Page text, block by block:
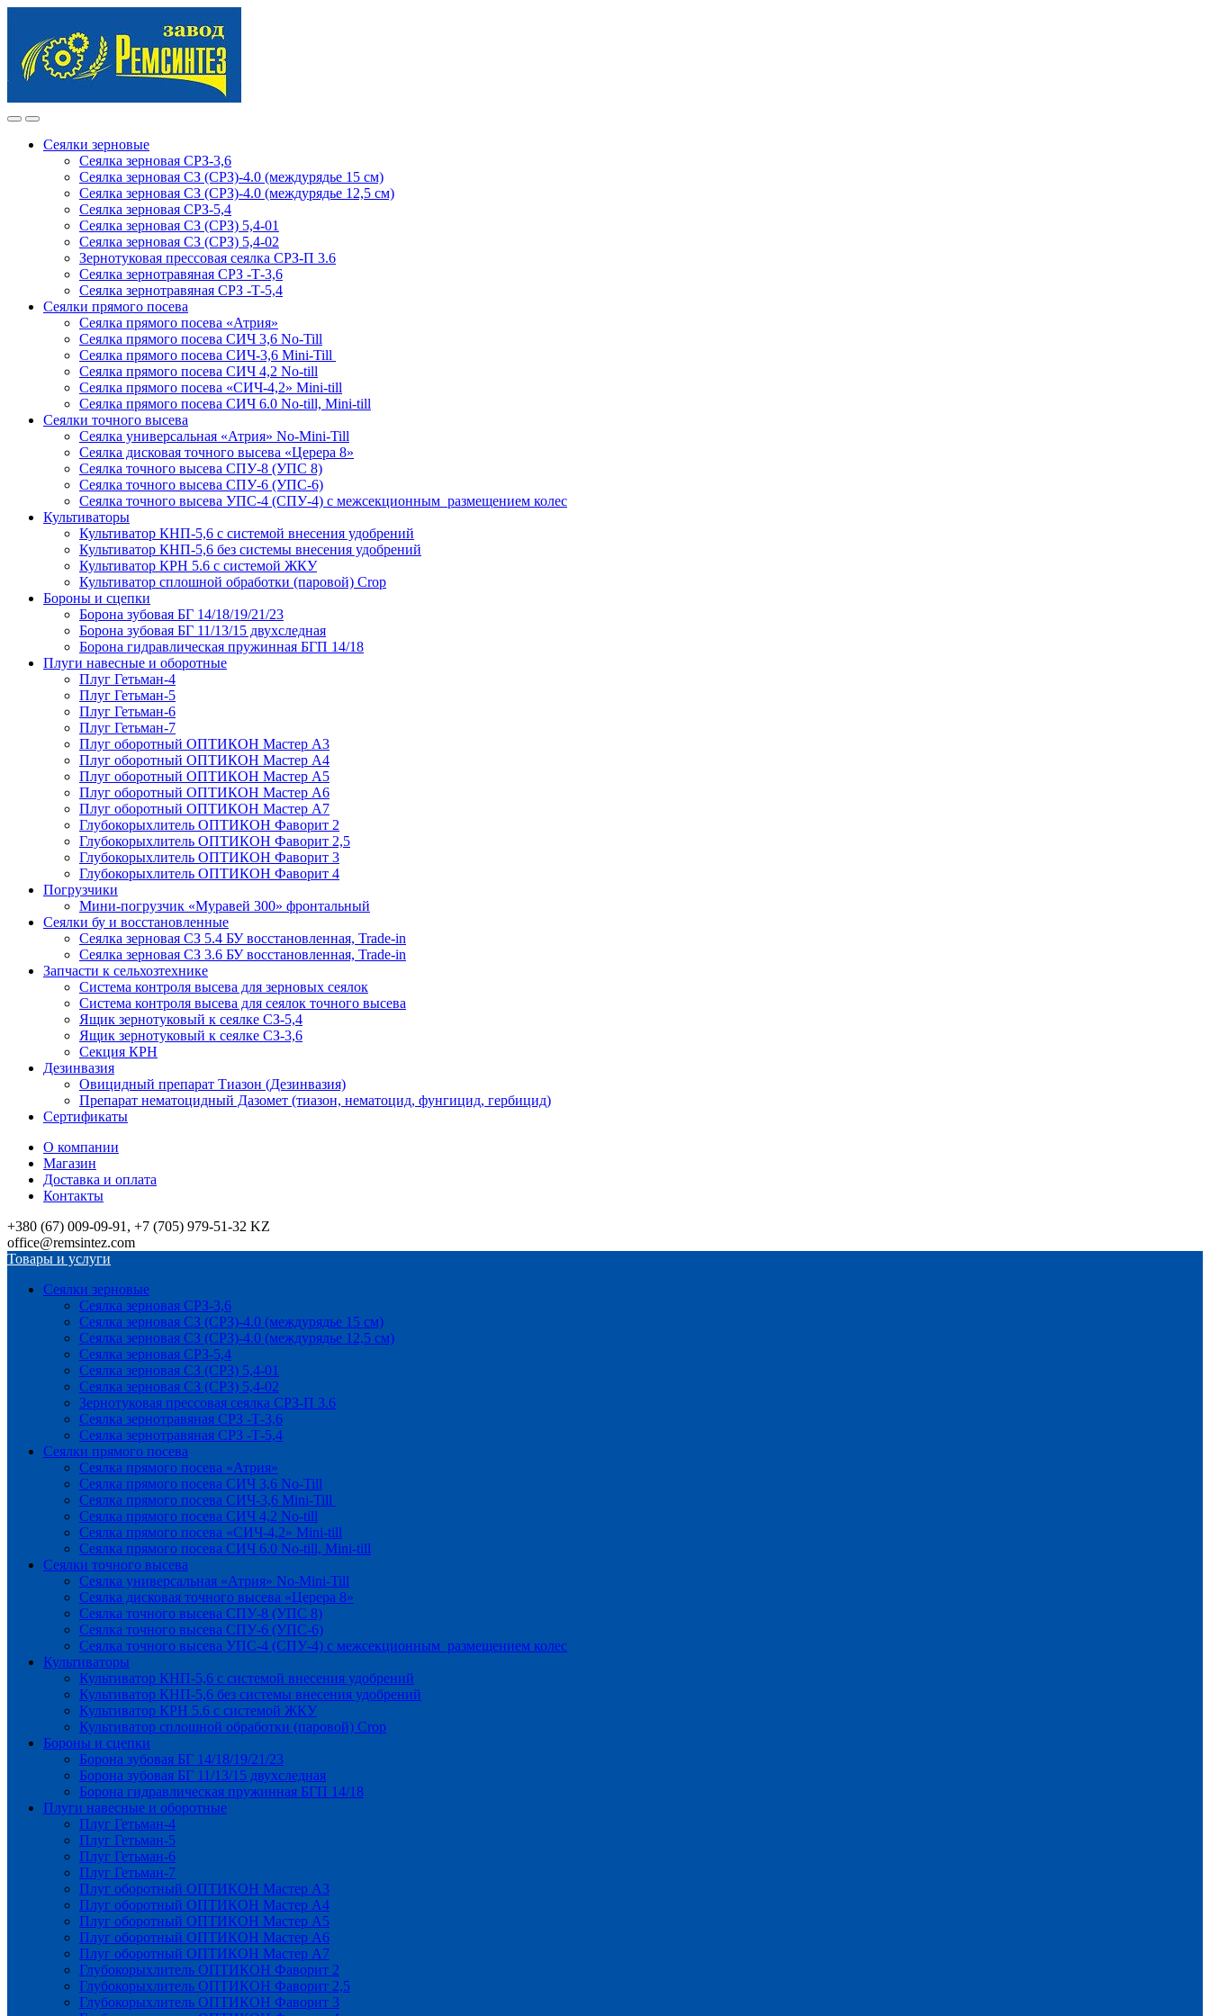
navigation
content
Сеялки зерновые
Сеялка зерновая СРЗ-3,6
Сеялка зерновая СЗ (СРЗ)-4.0 (междурядье 15 см)
Сеялка зерновая СЗ (СРЗ)-4.0 (междурядье 12,5 см)
Сеялка зерновая СРЗ-5,4
Сеялка зерновая СЗ (СРЗ) 5,4-01
Сеялка зерновая СЗ (СРЗ) 5,4-02
Зернотуковая прессовая сеялка СРЗ-П 3.6
Сеялка зернотравяная СРЗ -Т-3,6
Сеялка зернотравяная СРЗ -Т-5,4
Сеялки прямого посева
Сеялка прямого посева «Атрия»
Сеялка прямого посева СИЧ 3,6 No-Till
Сеялка прямого посева СИЧ-3,6 Mini-Till
Сеялка прямого посева СИЧ 4,2 No-till
Сеялка прямого посева «СИЧ-4,2» Mini-till
Сеялка прямого посева СИЧ 6.0 No-till, Mini-till
Сеялки точного высева
Сеялка универсальная «Атрия» No-Mini-Till
Сеялка дисковая точного высева «Церера 8»
Сеялка точного высева СПУ-8 (УПС 8)
Сеялка точного высева СПУ-6 (УПС-6)
Сеялка точного высева УПС-4 (СПУ-4) с межсекционным размещением колес
Культиваторы
Культиватор КНП-5,6 с системой внесения удобрений
Культиватор КНП-5,6 без системы внесения удобрений
Культиватор КРН 5.6 с системой ЖКУ
Культиватор сплошной обработки (паровой) Crop
Бороны и сцепки
Борона зубовая БГ 14/18/19/21/23
Борона зубовая БГ 11/13/15 двухследная
Борона гидравлическая пружинная БГП 14/18
Плуги навесные и оборотные
Плуг Гетьман-4
Плуг Гетьман-5
Плуг Гетьман-6
Плуг Гетьман-7
Плуг оборотный ОПТИКОН Мастер А3
Плуг оборотный ОПТИКОН Мастер А4
Плуг оборотный ОПТИКОН Мастер А5
Плуг оборотный ОПТИКОН Мастер А6
Плуг оборотный ОПТИКОН Мастер А7
Глубокорыхлитель ОПТИКОН Фаворит 2
Глубокорыхлитель ОПТИКОН Фаворит 2,5
Глубокорыхлитель ОПТИКОН Фаворит 3
Глубокорыхлитель ОПТИКОН Фаворит 4
Погрузчики
Мини-погрузчик «Муравей 300» фронтальный
Сеялки бу и восстановленные
Сеялка зерновая СЗ 5.4 БУ восстановленная, Trade-in
Сеялка зерновая СЗ 3.6 БУ восстановленная, Trade-in
Запчасти к сельхозтехнике
Система контроля высева для зерновых сеялок
Система контроля высева для сеялок точного высева
Ящик зернотуковый к сеялке СЗ-5,4
Ящик зернотуковый к сеялке СЗ-3,6
Секция КРН
Дезинвазия
Овицидный препарат Тиазон (Дезинвазия)
Препарат нематоцидный Дазомет (тиазон, нематоцид, фунгицид, гербицид)
Сертификаты
О компании
Магазин
Доставка и оплата
Контакты
+380 (67) 009-09-91, +7 (705) 979-51-32 KZ
office@remsintez.com
Товары и услуги
Сеялки зерновые
Сеялка зерновая СРЗ-3,6
Сеялка зерновая СЗ (СРЗ)-4.0 (междурядье 15 см)
Сеялка зерновая СЗ (СРЗ)-4.0 (междурядье 12,5 см)
Сеялка зерновая СРЗ-5,4
Сеялка зерновая СЗ (СРЗ) 5,4-01
Сеялка зерновая СЗ (СРЗ) 5,4-02
Зернотуковая прессовая сеялка СРЗ-П 3.6
Сеялка зернотравяная СРЗ -Т-3,6
Сеялка зернотравяная СРЗ -Т-5,4
Сеялки прямого посева
Сеялка прямого посева «Атрия»
Сеялка прямого посева СИЧ 3,6 No-Till
Сеялка прямого посева СИЧ-3,6 Mini-Till
Сеялка прямого посева СИЧ 4,2 No-till
Сеялка прямого посева «СИЧ-4,2» Mini-till
Сеялка прямого посева СИЧ 6.0 No-till, Mini-till
Сеялки точного высева
Сеялка универсальная «Атрия» No-Mini-Till
Сеялка дисковая точного высева «Церера 8»
Сеялка точного высева СПУ-8 (УПС 8)
Сеялка точного высева СПУ-6 (УПС-6)
Сеялка точного высева УПС-4 (СПУ-4) с межсекционным размещением колес
Культиваторы
Культиватор КНП-5,6 с системой внесения удобрений
Культиватор КНП-5,6 без системы внесения удобрений
Культиватор КРН 5.6 с системой ЖКУ
Культиватор сплошной обработки (паровой) Crop
Бороны и сцепки
Борона зубовая БГ 14/18/19/21/23
Борона зубовая БГ 11/13/15 двухследная
Борона гидравлическая пружинная БГП 14/18
Плуги навесные и оборотные
Плуг Гетьман-4
Плуг Гетьман-5
Плуг Гетьман-6
Плуг Гетьман-7
Плуг оборотный ОПТИКОН Мастер А3
Плуг оборотный ОПТИКОН Мастер А4
Плуг оборотный ОПТИКОН Мастер А5
Плуг оборотный ОПТИКОН Мастер А6
Плуг оборотный ОПТИКОН Мастер А7
Глубокорыхлитель ОПТИКОН Фаворит 2
Глубокорыхлитель ОПТИКОН Фаворит 2,5
Глубокорыхлитель ОПТИКОН Фаворит 3